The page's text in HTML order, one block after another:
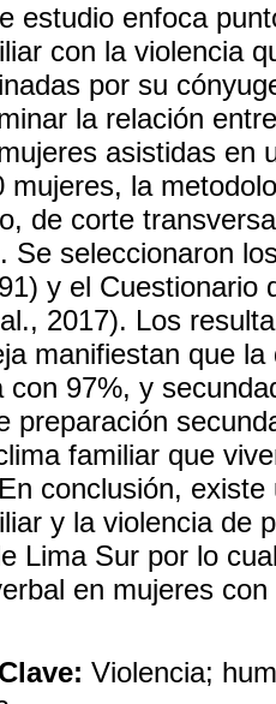
estudio enfoca
con la violencia
por su
la relación
asistidas en
mujeres, la
de corte
Se seleccionaron
y el Cuestionario
2017). Los
manifiestan que
con 97%, y
preparación
familiar que
conclusión,
y la violencia de
Lima Sur por lo
en mujeres
Violencia;